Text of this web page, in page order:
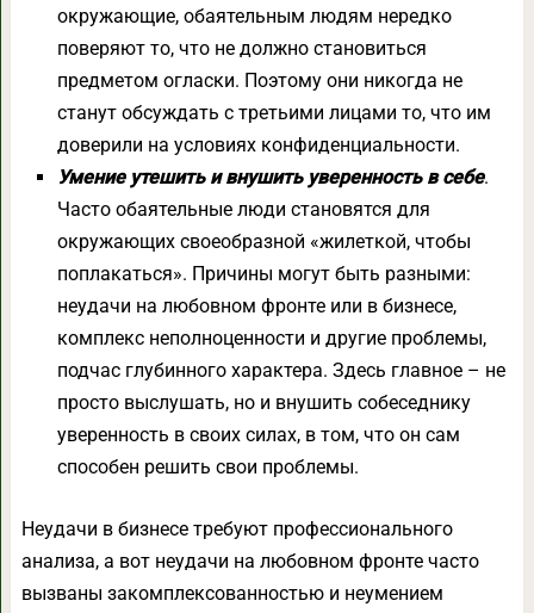
окружающие, обаятельным людям нередко
поверяют то, что не должно становиться
предметом огласки. Поэтому они никогда не
станут обсуждать с третьими лицами то, что им
доверили на условиях конфиденциальности.
Умение утешить и внушить уверенность в себе.
Часто обаятельные люди становятся для
окружающих своеобразной «жилеткой, чтобы
поплакаться». Причины могут быть разными:
неудачи на любовном фронте или в бизнесе,
комплекс неполноценности и другие проблемы,
подчас глубинного характера. Здесь главное – не
просто выслушать, но и внушить собеседнику
уверенность в своих силах, в том, что он сам
способен решить свои проблемы.
Неудачи в бизнесе требуют профессионального
анализа, а вот неудачи на любовном фронте часто
вызваны закомплексованностью и неумением